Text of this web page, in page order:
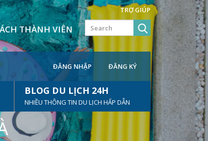
TRỢ GIÚP
THÀNH VIÊN
ĐĂNG NHẬP ĐĂNG KÝ
BLOG DU LỊCH 24H
NHIỀU THÔNG TIN DU LỊCH HẤP DẪN